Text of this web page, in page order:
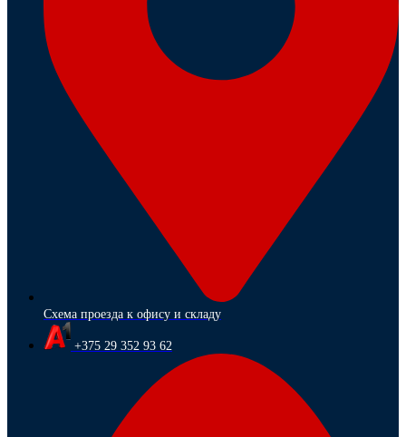
Схема проезда к офису и складу
+375 29 352 93 62